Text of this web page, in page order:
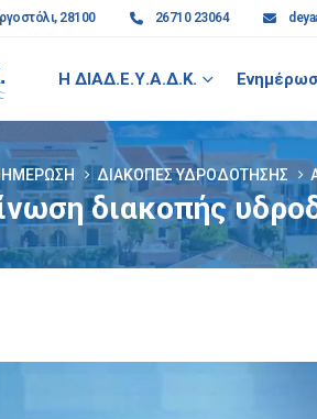
28100 26710 23064
Η ΔΙΑΔ.Ε.Υ.Α.Δ.Κ.
ΔΙΑΚΟΠΈΣ ΥΔΡΟΔΌΤΗΣΗΣ
διακοπής